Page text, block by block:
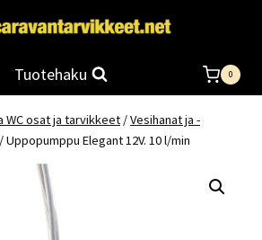
Tuotehaku 0
WC osat ja tarvikkeet /Vesihanat ja -
/Uppopumppu Elegant 12V. 10 l/min